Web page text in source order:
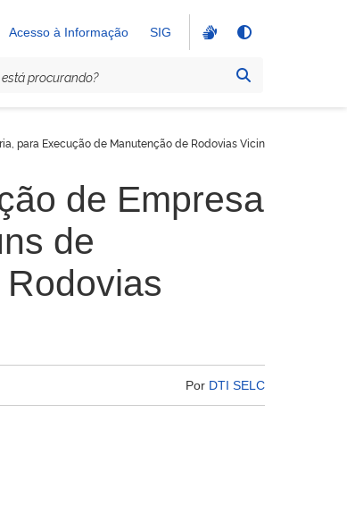
Acesso à Informação SIG
para Execução de Manutenção de Rodovias Vicinais no Estado
de Empresa
de
Por DTI SELC